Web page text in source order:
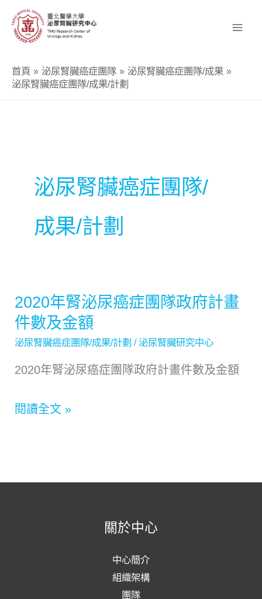
首頁 泌尿腎臟癌症團隊
泌尿腎臟癌症團隊/成果
泌尿腎臟癌症團隊/成果/計劃
泌尿腎臟癌症團隊/
成果/計劃
2020年腎泌尿癌症團隊政府計畫
件數及金額
泌尿腎臟癌症團隊/成果/計劃 /泌尿腎臟研究中心
2020年腎泌尿癌症團隊政府計畫件數及金額
2020
年
腎
泌
癌
閱讀全文 »
關於中心
中心簡介
組織架構
團隊